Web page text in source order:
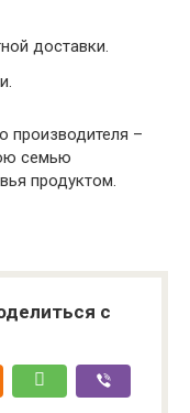
доставки.
производителя –
семью
продуктом.
с